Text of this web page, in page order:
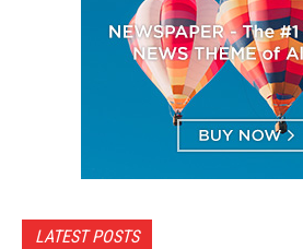
LATEST POSTS